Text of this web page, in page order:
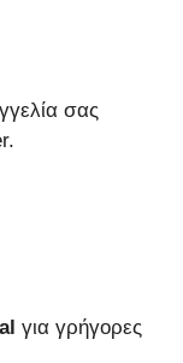
σας
για γρήγορες